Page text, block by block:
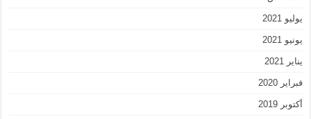
يوليو 2021
يونيو 2021
يناير 2021
فبراير 2020
أكتوبر 2019